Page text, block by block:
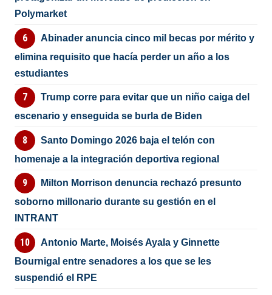
Polymarket
Abinader anuncia cinco mil becas por mérito y
elimina requisito que hacía perder un año a los
estudiantes
Trump corre para evitar que un niño caiga del
escenario y enseguida se burla de Biden
Santo Domingo 2026 baja el telón con
homenaje a la integración deportiva regional
Milton Morrison denuncia rechazó presunto
soborno millonario durante su gestión en el
INTRANT
Antonio Marte, Moisés Ayala y Ginnette
Bournigal entre senadores a los que se les
suspendió el RPE